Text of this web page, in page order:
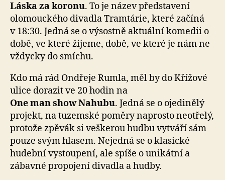
Láska za koronu. To je název představení
olomouckého divadla Tramtárie, které začíná
v 18:30. Jedná se o výsostně aktuální komedii o
době, ve které žijeme, době, ve které je nám ne
vždycky do smíchu.
Kdo má rád Ondřeje Rumla, měl by do Křížové
ulice dorazit ve 20 hodin na
One man show Nahubu. Jedná se o ojedinělý
projekt, na tuzemské poměry naprosto neotřelý,
protože zpěvák si veškerou hudbu vytváří sám
pouze svým hlasem. Nejedná se o klasické
hudební vystoupení, ale spíše o unikátní a
zábavné propojení divadla a hudby.